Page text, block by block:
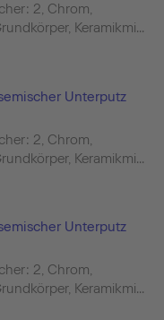
2, Chrom,
Keramikmi...
Unterputz
2, Chrom,
Keramikmi...
Unterputz
2, Chrom,
Keramikmi...